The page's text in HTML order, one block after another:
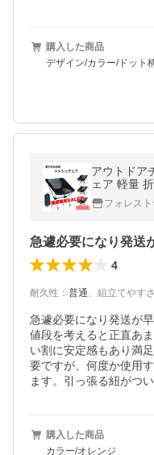
購入した商品
デザイン/カラー/ドット
アウトドア
ェア 軽量
フォレス
4
耐久性 ： 普通、 組立てやすさ
急遽必要になり発送が
値段を考えると正直あ
い割に安定感もあり満
要ですが、何度か使用
ます。引っ張る紐がつ
購入した商品
カラー/オレンジ